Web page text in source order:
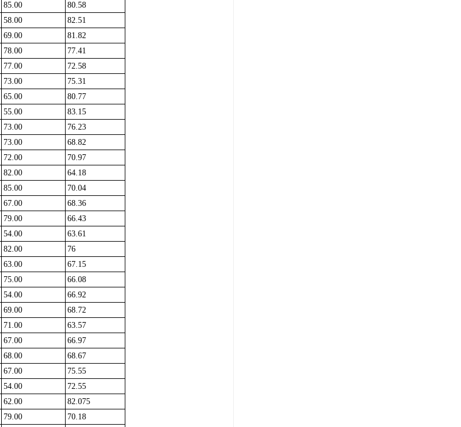
85.00
80.58
58.00
82.51
69.00
81.82
78.00
77.41
77.00
72.58
73.00
75.31
65.00
80.77
55.00
83.15
73.00
76.23
73.00
68.82
72.00
70.97
82.00
64.18
85.00
70.04
67.00
68.36
79.00
66.43
54.00
63.61
82.00
76
63.00
67.15
75.00
66.08
54.00
66.92
69.00
68.72
71.00
63.57
67.00
66.97
68.00
68.67
67.00
75.55
54.00
72.55
62.00
82.075
79.00 70.18